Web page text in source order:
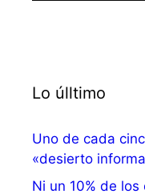
Lo úlltimo
Uno de cada
«desierto
Ni un 10% de